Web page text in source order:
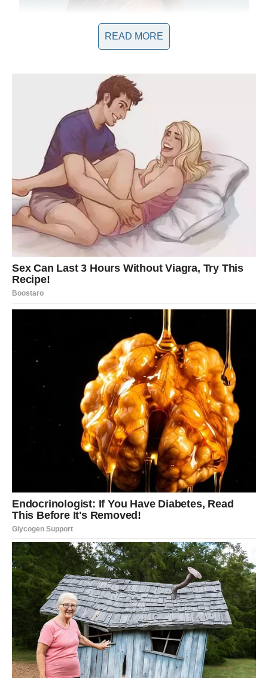
Poslednji Trenuci
Nakon što je Stojanče napustio stan, Ivana je izjavila: “Kaća i
ja ćemo malo da legnemo, da se odmorimo.” Ove reči su bile
tragične i predosećale su njenu nameru da okonča svoje
patnje, zajedno sa svojom ćerkom. U tom trenutku, bila je
zaslepljena bolom i očajem, verovatno verujući da nema izlaza
iz situacije u kojoj se nalazila. Kada su obe pale s šestog
sprata, njihova smrt je poslužila kao snažna opomena o
ozbiljnosti problema nasilja u porodici i potrebama za pravim
rešenjima. Ovaj incident nije samo oduzeo dva života, već je i
ostavio dubok trag na zajednici, koja se sada mora suočiti sa
posledicama nasilja koje nije zaustavljeno na vreme.
Pravni Posledici i Društvena
Odgovornost
Osnovni sud u Skoplju osudio je Stojančeta na 12 godina
zatvora, između ostalog i zbog podsticanja Ivane na
samoubistvo. Ova presuda je važna jer šalje poruku da
pravosudni sistem prepoznaje težinu ovakvih zločina i da će
se zlostavljači suočiti s posledicama svojih postupaka.
Međutim, to nije dovoljno. Društvo se mora aktivno angažovati
u sprečavanju nasilja, pružanju podrške žrtvama i obrazovanju
o zdravim odnosima. Vlasti bi trebale uvesti kvalitetne
programe rehabilitacije za zlostavljače, kako bi se sprečilo
ponavljanje istih obrazaca ponašanja. Takođe, važno je
razvijati jasne smernice za postupanje u slučajevima nasilja,
kako bi se osiguralo da svi zlostavljači budu odgovorni za
svoja dela.
READ MORE